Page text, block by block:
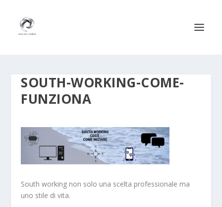
SOUTH-WORKING-COME-
FUNZIONA
South working non solo una scelta professionale ma
uno stile di vita.